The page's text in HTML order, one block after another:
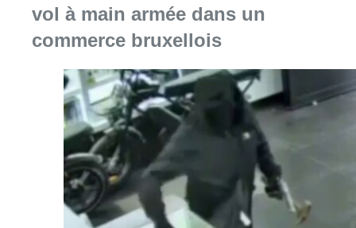
vol à main armée dans un
commerce bruxellois